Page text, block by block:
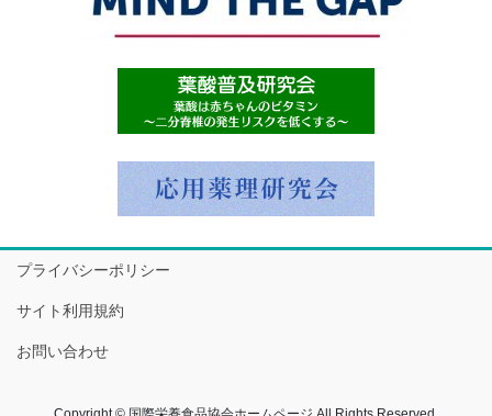
プライバシーポリシー
サイト利用規約
お問い合わせ